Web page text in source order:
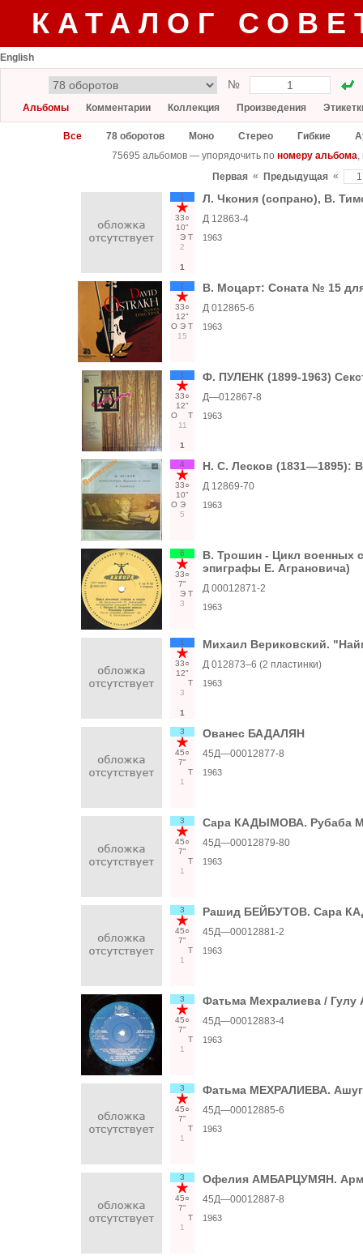
КАТАЛОГ
English
№
Альбомы Комментарии Коллекция Произведения
Все 78 оборотов Моно Стерео Гибкие
75695 альбомов — упорядочить по номеру альбома,
Первая « Предыдущая «
1
33○
10"
Э Т
2
1
Л. Чкония (сопрано), В.
Д 12863-4
1963
1
33○
12"
О Э Т
15
В. Моцарт: Соната № 15
Д 012865-6
1963
1
33○
12"
О
Т
11
1
Ф. ПУЛЕНК (1899-1963)
Д—012867-8
1963
4
33○
10"
О Э
5
Н. С. Лесков (1831—1895):
Д 12869-70
1963
6
33○
7"
Э Т
3
В. Трошин - Цикл военных
эпиграфы Е. Аграновича)
Д 00012871-2
1963
1
33○
12"
Т
3
1
Михаил Вериковский.
Д 012873–6 (2 пластинки)
1963
3
45○
7"
Т
1
Ованес БАДАЛЯН
45Д—00012877-8
1963
3
45○
7"
Т
1
Сара КАДЫМОВА. Рубаба
45Д—00012879-80
1963
3
45○
7"
Т
1
Рашид БЕЙБУТОВ. Сара
45Д—00012881-2
1963
3
45○
7"
Т
1
Фатьма Мехралиева / Гулу
45Д—00012883-4
1963
3
45○
7"
Т
1
Фатьма МЕХРАЛИЕВА.
45Д—00012885-6
1963
3
45○
7"
Т
1
Офелия АМБАРЦУМЯН.
45Д—00012887-8
1963